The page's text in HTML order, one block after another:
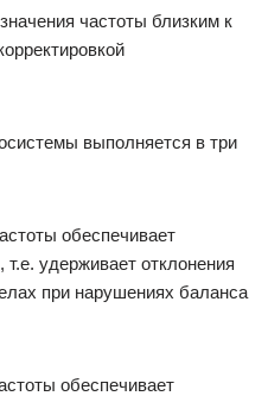
частоты близким к
выполняется в три
обеспечивает
т.е. удерживает отклонения
при нарушениях баланса
обеспечивает